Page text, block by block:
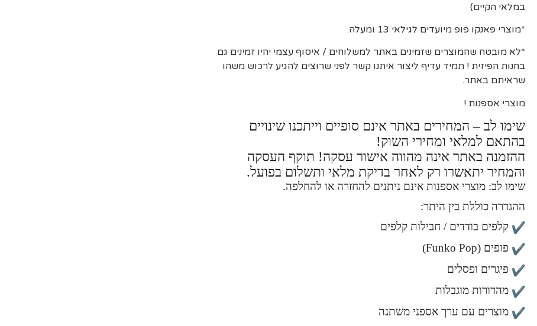
במלאי הקיים)
*מוצרי פאנקו פופ מיועדים לגילאי 13 ומעלה.
*לא מובטח שהמוצרים שזמינים באתר למשלוחים / איסוף עצמי יהיו זמינים גם
בחנות הפיזית ! תמיד עדיף ליצור איתנו קשר לפני שרוצים להגיע לרכוש משהו
שראיתם באתר.
מוצרי אספנות !
שימו לב – המחירים באתר אינם סופיים וייתכנו שינויים
בהתאם למלאי ומחירי השוק!
ההזמנה באתר אינה מהווה אישור עסקה! תוקף העסקה
והמחיר יתאשרו רק לאחר בדיקת מלאי ותשלום בפועל.
שימו לב: מוצרי אספנות אינם ניתנים להחזרה או להחלפה.
ההגדרה כוללת בין היתר:
קלפים בודדים / חבילות קלפים
פופים (Funko Pop)
פיגרים ופסלים
מהדורות מוגבלות
מוצרים עם ערך אספני משתנה